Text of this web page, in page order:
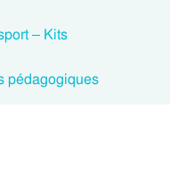
– Kits
pédagogiques